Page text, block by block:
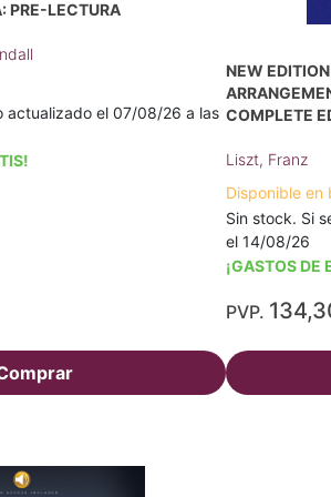
PRE-LECTURA
actualizado el 07/08/26 a las
NEW
COMPLETE
Liszt, Franz
Disponible en
Sin stock. Si
el 14/08/26
¡GASTOS DE
PVP.